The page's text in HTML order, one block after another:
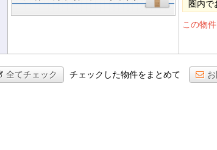
圏内で
この物
全てチェック チェックした物件をまとめて